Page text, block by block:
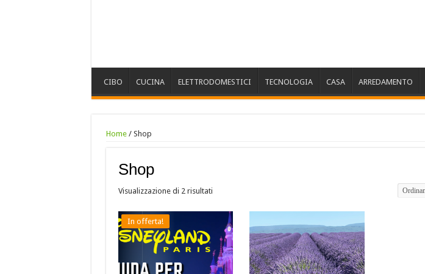
CIBO CUCINA ELETTRODOMESTICI TECNOLOGIA CASA ARREDAMENTO
Home/ Shop
Shop
Visualizzazione di 2 risultati
In offerta!